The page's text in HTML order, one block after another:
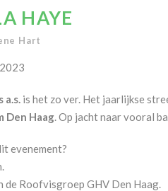
HAYE
Hart
a.s. is het zo ver. Het jaarlijkse
Den Haag. Op jacht naar vooral
evenement?
de Roofvisgroep GHV Den Haag.